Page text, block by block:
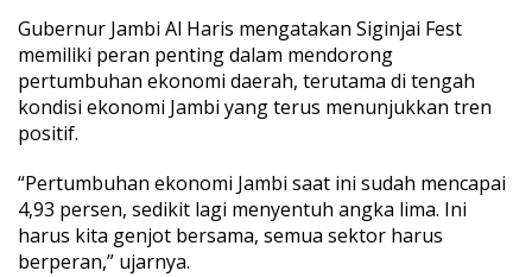
n
g
a
t
D
o
n
g
U
Gubernur Jambi Al Haris mengatakan Siginjai Fest
memiliki peran penting dalam mendorong
pertumbuhan ekonomi daerah, terutama di tengah
kondisi ekonomi Jambi yang terus menunjukkan tren
positif.
“Pertumbuhan ekonomi Jambi saat ini sudah mencapai
4,93 persen, sedikit lagi menyentuh angka lima. Ini
harus kita genjot bersama, semua sektor harus
berperan,” ujarnya.